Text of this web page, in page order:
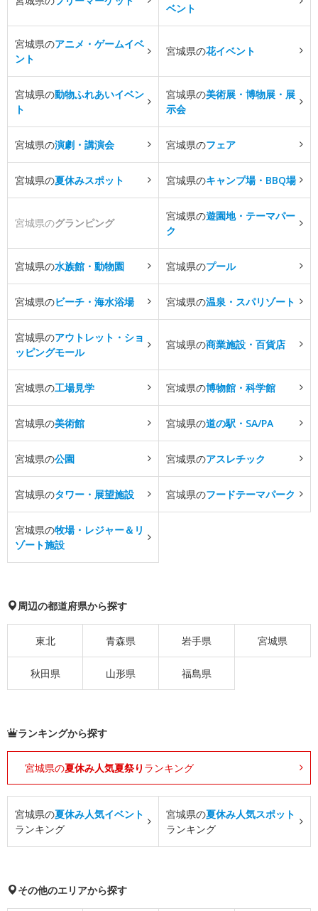
ベント
宮城県のアニメ・ゲームイベ
ント
宮城県の花イベント
宮城県の動物ふれあいイベン
ト
宮城県の美術展・博物展・展
示会
宮城県の演劇・講演会 宮城県のフェア
宮城県の夏休みスポット 宮城県のキャンプ場・BBQ場
宮城県のグランピング
宮城県の遊園地・テーマパー
ク
宮城県の水族館・動物園 宮城県のプール
宮城県のビーチ・海水浴場 宮城県の温泉・スパリゾート
宮城県のアウトレット・ショ
ッピングモール
宮城県の商業施設・百貨店
宮城県の工場見学 宮城県の博物館・科学館
宮城県の美術館 宮城県の道の駅・SA/PA
宮城県の公園 宮城県のアスレチック
宮城県のタワー・展望施設 宮城県のフードテーマパーク
宮城県の牧場・レジャー＆リ
ゾート施設
周辺の都道府県から探す
東北 青森県 岩手県 宮城県
秋田県 山形県 福島県
ランキングから探す
宮城県の夏休み人気夏祭り ランキング
宮城県の夏休み人気イベント
ランキング
宮城県の夏休み人気スポット
ランキング
その他のエリアから探す